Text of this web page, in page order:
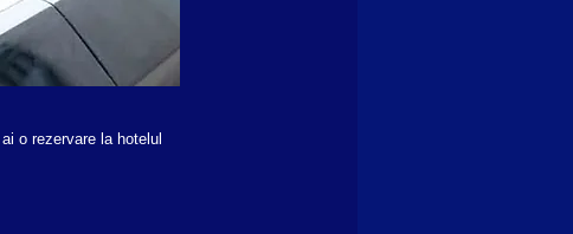
o rezervare la hotelul